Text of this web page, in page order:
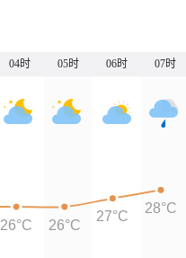
04时 05时 06时 07时
26°C 26°C
27°C
28°C